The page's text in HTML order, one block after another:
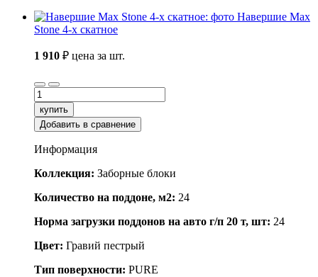
Навершие Max
Stone 4-х скатное
1 910 ₽ цена за шт.
купить
Добавить в сравнение
Информация
Коллекция: Заборные блоки
Количество на поддоне, м2: 24
Норма загрузки поддонов на авто г/п 20 т, шт: 24
Цвет: Гравий пестрый
Тип поверхности: PURE